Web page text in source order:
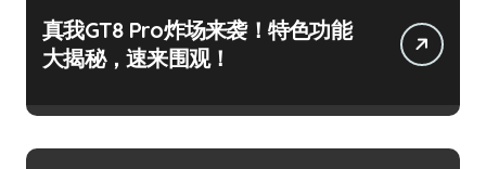
真我GT8 Pro炸场来袭！特色功能
大揭秘，速来围观！